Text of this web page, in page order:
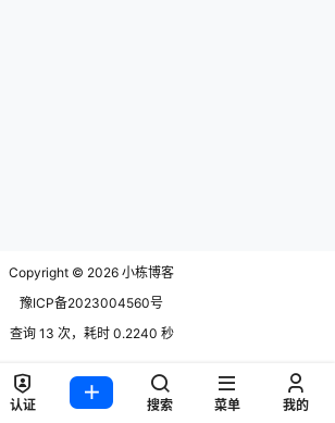
Copyright © 2026 小栋博客
豫ICP备2023004560号
查询 13 次，耗时 0.2240 秒
认证 搜索 菜单 我的